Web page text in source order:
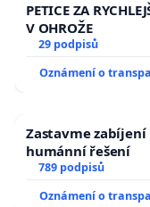
PETICE ZA
V OHROŽE
29 podpisů
Oznámení o
Zastavme
humánní řešení
789 podpisů
Oznámení o